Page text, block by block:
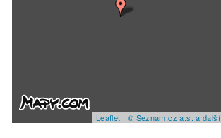
Leaflet | © Seznam.cz a.s. a další